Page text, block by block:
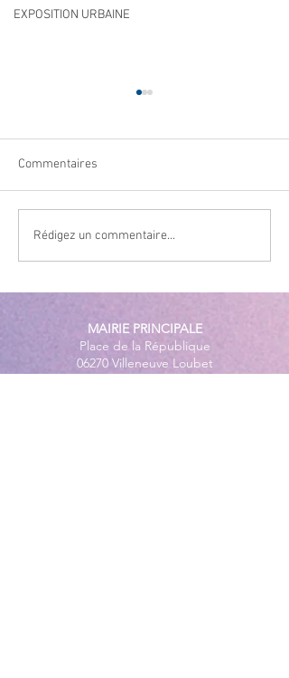
EXPOSITION URBAINE
Navettes estivales Envibus
gratuites
Commentaires
Rédigez un commentaire...
MAIRIE PRINCIPALE
Place de la République
06270 Villeneuve Loubet